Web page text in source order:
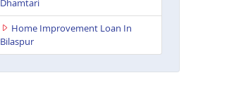
Home Improvement Loan In
Bilaspur